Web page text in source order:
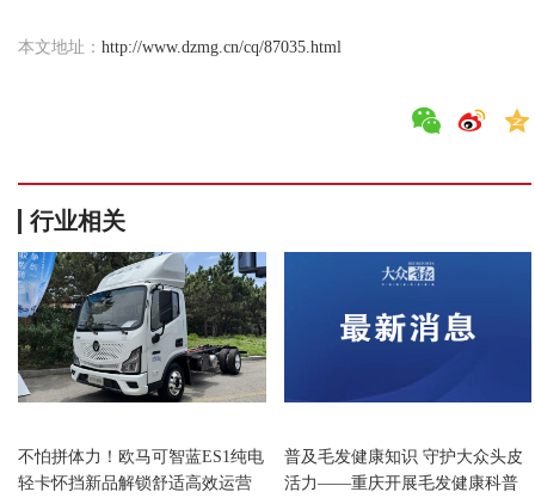
本文地址： http://www.dzmg.cn/cq/87035.html
行业相关
不怕拼体力！欧马可智蓝ES1纯电
轻卡怀挡新品解锁舒适高效运营
普及毛发健康知识 守护大众头皮
活力——重庆开展毛发健康科普